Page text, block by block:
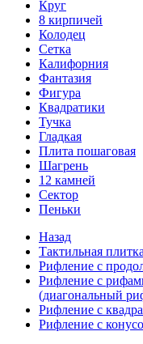
Круг
8 кирпичей
Колодец
Сетка
Калифорния
Фантазия
Фигура
Квадратики
Тучка
Гладкая
Плита пошаговая
Шагрень
12 камней
Сектор
Пеньки
Назад
Тактильная плитка
Рифление с
Рифление с
(диагональный
Рифление с
Рифление с